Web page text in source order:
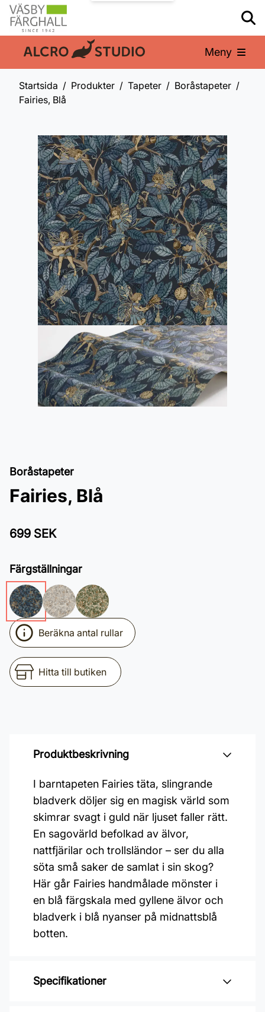
En del av: Meny
Startsida Produkter Tapeter
Boråstapeter
Fairies, Blå
Boråstapeter
Fairies, Blå
699 SEK
Färgställningar
Beräkna antal rullar
Hitta till butiken
Produktbeskrivning
I barntapeten Fairies täta, slingrande
bladverk döljer sig en magisk värld som
skimrar svagt i guld när ljuset faller rätt.
En sagovärld befolkad av älvor,
nattfjärilar och trollsländor – ser du alla
söta små saker de samlat i sin skog?
Här går Fairies handmålade mönster i
en blå färgskala med gyllene älvor och
bladverk i blå nyanser på midnattsblå
botten.
Specifikationer